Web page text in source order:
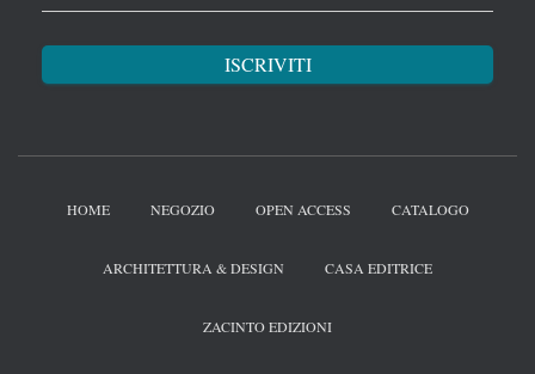
HOME NEGOZIO OPEN ACCESS CATALOGO
ARCHITETTURA & DESIGN CASA EDITRICE
ZACINTO EDIZIONI